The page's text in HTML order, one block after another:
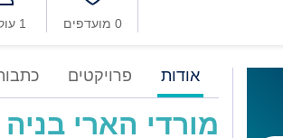
1 עוקבים 0 מועדפים
אודות פרויקטים
מורדי הארי